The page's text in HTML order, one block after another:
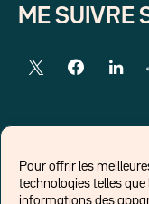
Pour offrir les
technologies telles
informations des
ME SUIVRE